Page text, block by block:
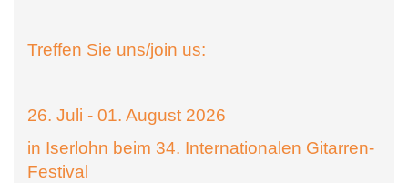
Treffen Sie uns/join us:
26. Juli - 01. August 2026
in Iserlohn beim 34. Internationalen Gitarren-
Festival